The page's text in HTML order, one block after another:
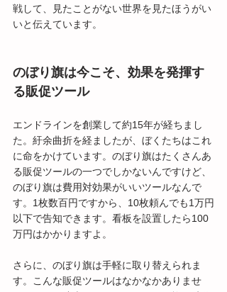
戦して、見たことがない世界を見たほうがい
いと伝えています。
のぼり旗は今こそ、効果を発揮す
る販促ツール
エンドラインを創業して約15年が経ちまし
た。紆余曲折を経ましたが、ぼくたちはこれ
に命をかけています。のぼり旗はたくさんあ
る販促ツールの一つでしかないんですけど、
のぼり旗は費用対効果がいいツールなんで
す。1枚数百円ですから、10枚頼んでも1万円
以下で告知できます。看板を設置したら100
万円はかかりますよ。
さらに、のぼり旗は手軽に取り替えられま
す。こんな販促ツールはなかなかありませ